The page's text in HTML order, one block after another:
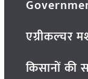
एग्रीकल्चर
किसानों की